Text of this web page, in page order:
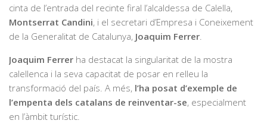
cinta de l’entrada del recinte firal l’alcaldessa de Calella,
Montserrat Candini, i el secretari d’Empresa i Coneixement
de la Generalitat de Catalunya, Joaquim Ferrer
Joaquim Ferrer ha destacat la singularitat de la mostra
calellenca i la seva capacitat de posar en relleu la
transformació del país. A més, l’ha posat d’exemple de
l’empenta dels catalans de reinventar-se, especialment
en l’àmbit turístic.